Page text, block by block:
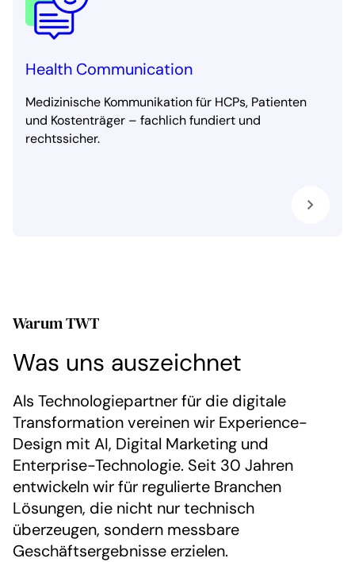
Health Communication
Medizinische Kommunikation für HCPs, Patienten
und Kostenträger – fachlich fundiert und
rechtssicher.
Warum TWT
Was uns auszeichnet
Als Technologiepartner für die digitale
Transformation vereinen wir Experience-
Design mit AI, Digital Marketing und
Enterprise-Technologie. Seit 30 Jahren
entwickeln wir für regulierte Branchen
Lösungen, die nicht nur technisch
überzeugen, sondern messbare
Geschäftsergebnisse erzielen.